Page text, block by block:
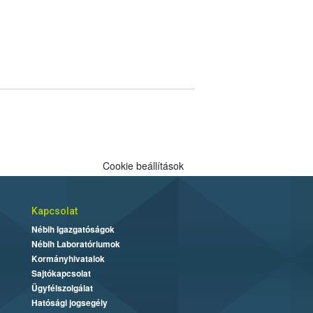
Cookie beállítások
Kapcsolat
Nébih Igazgatóságok
Nébih Laboratóriumok
Kormányhivatalok
Sajtókapcsolat
Ügyfélszolgálat
Hatósági jogsegély